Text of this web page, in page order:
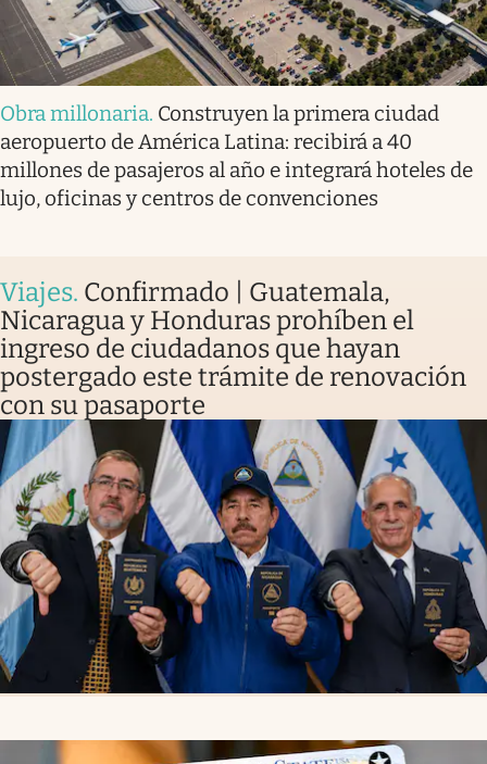
Obra millonaria. Construyen la primera ciudad
aeropuerto de América Latina: recibirá a 40
millones de pasajeros al año e integrará hoteles de
lujo, oficinas y centros de convenciones
Viajes. Confirmado | Guatemala,
Nicaragua y Honduras prohíben el
ingreso de ciudadanos que hayan
postergado este trámite de renovación
con su pasaporte